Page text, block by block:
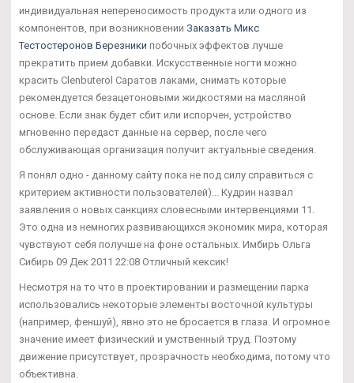
индивидуальная непереносимость продукта или одного из
компонентов, при возникновении Заказать Микс
Тестостеронов Березники побочных эффектов лучше
прекратить прием добавки. Искусственные ногти можно
красить Clenbuterol Саратов лаками, снимать которые
рекомендуется безацетоновыми жидкостями на масляной
основе. Если знак будет сбит или испорчен, устройство
мгновенно передаст данные на сервер, после чего
обслуживающая организация получит актуальные сведения.
Я понял одно - данному сайту пока не под силу справиться с
критерием активности пользователей)... Кудрин назвал
заявления о новых санкциях словесными интервенциями 11.
Это одна из немногих развивающихся экономик мира, которая
чувствуют себя получше на фоне остальных. Имбирь Ольга
Сибирь 09 Дек 2011 22:08 Отличный кексик!
Несмотря на то что в проектировании и размещении парка
использовались некоторые элементы восточной культуры
(например, феншуй), явно это не бросается в глаза. И огромное
значение имеет физический и умственный труд. Поэтому
движение присутствует, прозрачность необходима, потому что
объективна.